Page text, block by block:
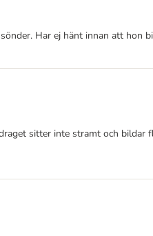
Har ej hänt innan att hon
sitter inte stramt och bildar